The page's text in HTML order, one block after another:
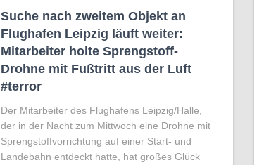
Suche nach zweitem Objekt an
Flughafen Leipzig läuft weiter:
Mitarbeiter holte Sprengstoff-
Drohne mit Fußtritt aus der Luft
#terror
Der Mitarbeiter des Flughafens Leipzig/Halle,
der in der Nacht zum Mittwoch eine Drohne mit
Sprengstoffvorrichtung auf einer Start- und
Landebahn entdeckt hatte, hat großes Glück